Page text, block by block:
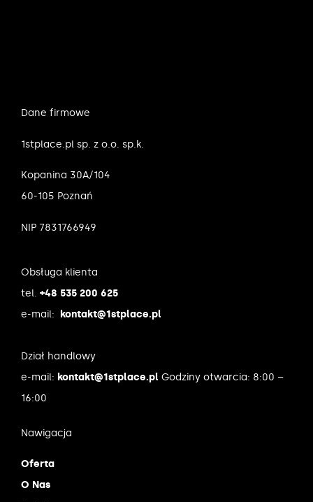
Dane firmowe
1stplace.pl sp. z o.o. sp.k.
Kopanina 30A/104
60-105 Poznań
NIP 7831766949
Obsługa klienta
tel. +48 535 200 625
e-mail:
kontakt@1stplace.pl
Dział handlowy
e-mail: kontakt@1stplace.pl Godziny otwarcia: 8:00 –
16:00
Nawigacja
Oferta
O Nas